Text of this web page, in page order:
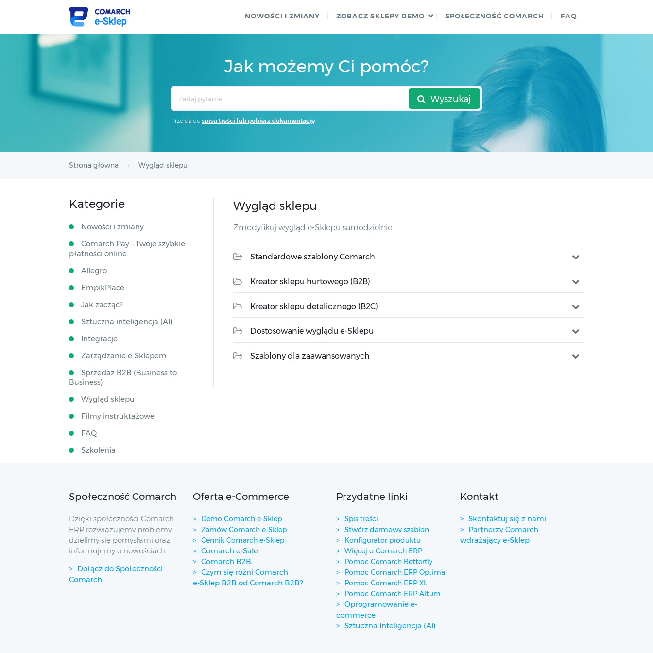
NOWOŚCI I ZMIANY ZOBACZ SKLEPY DEMO SPOŁECZNOŚĆ COMARCH FAQ
Jak możemy Ci pomóc?
Wyszukaj
Przejdź do spisu treści lub pobierz dokumentację
Strona główna Wygląd sklepu
Wygląd sklepu
Zmodyfikuj wygląd e-Sklepu samodzielnie
Standardowe szablony Comarch
Kreator sklepu hurtowego (B2B)
Kreator sklepu detalicznego (B2C)
Dostosowanie wyglądu e-Sklepu
Szablony dla zaawansowanych
Kategorie
Nowości i zmiany
Comarch Pay - Twoje szybkie
płatności online
Allegro
EmpikPlace
Jak zacząć?
Sztuczna inteligencja (AI)
Integracje
Zarządzanie e-Sklepem
Sprzedaż B2B (Business to
Business)
Wygląd sklepu
Filmy instruktażowe
FAQ
Szkolenia
Społeczność Comarch
Dzięki społeczności Comarch
ERP rozwiązujemy problemy,
dzielimy się pomysłami oraz
informujemy o nowościach.
Dołącz do Społeczności
Comarch
Oferta e-Commerce
Demo Comarch e-Sklep
Zamów Comarch e-Sklep
Cennik Comarch e-Sklep
Comarch e-Sale
Comarch B2B
Czym się różni Comarch
e-Sklep B2B od Comarch B2B?
Przydatne linki
Spis treści
Stwórz darmowy szablon
Konfigurator produktu
Więcej o Comarch ERP
Pomoc Comarch Betterfly
Pomoc Comarch ERP Optima
Pomoc Comarch ERP XL
Pomoc Comarch ERP Altum
Oprogramowanie e-
commerce
Sztuczna Inteligencja (AI)
Kontakt
Skontaktuj się z nami
Partnerzy Comarch
wdrażający e-Sklep